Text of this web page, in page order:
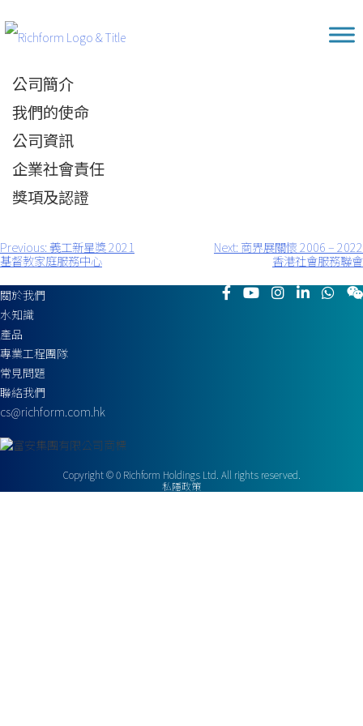
to
content
公司簡介
我們的使命
公司資訊
企業社會責任
獎項及認證
文
章
導
覽
Previous:義工新星獎 2021
基督教家庭服務中心
Next:商界展關懷 2006 – 2022
香港社會服務聯會
關於我們
水知識
產品
專業工程團隊
常見問題
聯絡我們
cs@richform.com.hk
Copyright ©0Richform Holdings Ltd. All rights reserved.
私隱政策